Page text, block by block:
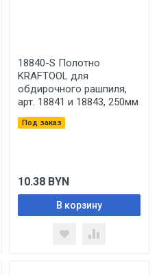
18840-S Полотно
KRAFTOOL для
обдирочного рашпиля,
арт. 18841 и 18843, 250мм
Под заказ
10.38 BYN
В корзину